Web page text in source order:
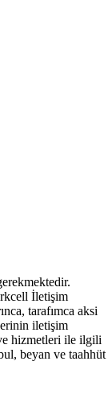
İletişim
tarafımca aksi
iletişim
hizmetleri ile ilgili
beyan ve taahhüt